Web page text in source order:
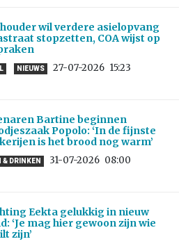
wil verdere asielopvang
stopzetten, COA wijst op
NIEUWS 27-07-2026 15:23
Bartine beginnen
Popolo: ‘In de fijnste
is het brood nog warm’
& DRINKEN 31-07-2026 08:00
Eekta gelukkig in nieuw
‘Je mag hier gewoon zijn wie
zijn’